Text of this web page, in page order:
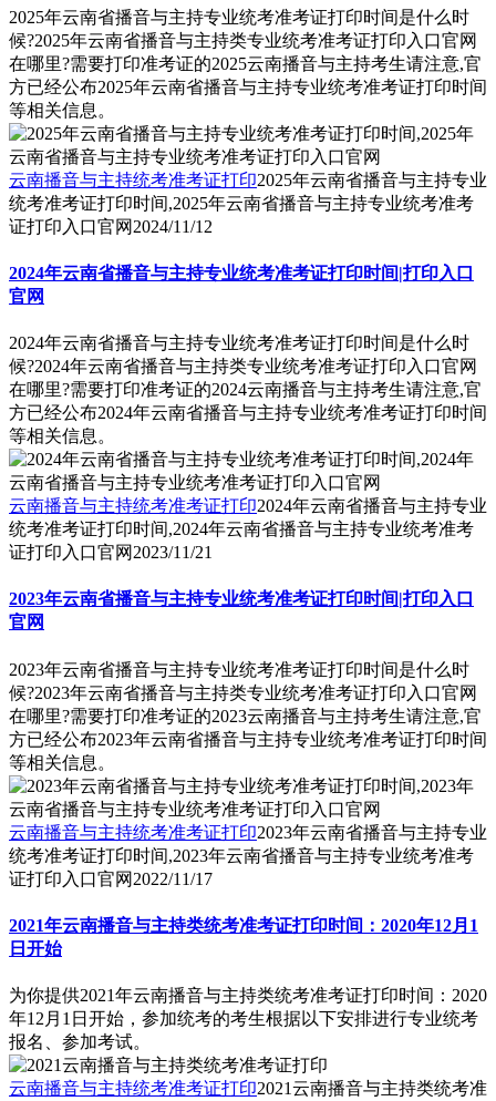
2025年云南省播音与主持专业统考准考证打印时间是什么时
候?2025年云南省播音与主持类专业统考准考证打印入口官网
在哪里?需要打印准考证的2025云南播音与主持考生请注意,官
方已经公布2025年云南省播音与主持专业统考准考证打印时间
等相关信息。
云南播音与主持统考准考证打印2025年云南省播音与主持专业
统考准考证打印时间,2025年云南省播音与主持专业统考准考
证打印入口官网 2024/11/12
2024年云南省播音与主持专业统考准考证打印时间|打印入口
官网
2024年云南省播音与主持专业统考准考证打印时间是什么时
候?2024年云南省播音与主持类专业统考准考证打印入口官网
在哪里?需要打印准考证的2024云南播音与主持考生请注意,官
方已经公布2024年云南省播音与主持专业统考准考证打印时间
等相关信息。
云南播音与主持统考准考证打印2024年云南省播音与主持专业
统考准考证打印时间,2024年云南省播音与主持专业统考准考
证打印入口官网 2023/11/21
2023年云南省播音与主持专业统考准考证打印时间|打印入口
官网
2023年云南省播音与主持专业统考准考证打印时间是什么时
候?2023年云南省播音与主持类专业统考准考证打印入口官网
在哪里?需要打印准考证的2023云南播音与主持考生请注意,官
方已经公布2023年云南省播音与主持专业统考准考证打印时间
等相关信息。
云南播音与主持统考准考证打印2023年云南省播音与主持专业
统考准考证打印时间,2023年云南省播音与主持专业统考准考
证打印入口官网 2022/11/17
2021年云南播音与主持类统考准考证打印时间：2020年12月1
日开始
为你提供2021年云南播音与主持类统考准考证打印时间：2020
年12月1日开始，参加统考的考生根据以下安排进行专业统考
报名、参加考试。
云南播音与主持统考准考证打印2021云南播音与主持类统考准